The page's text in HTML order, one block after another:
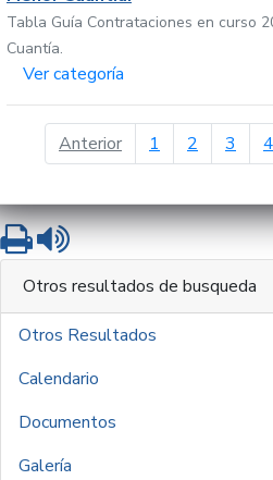
Tabla Guía Contrataciones en curso
Cuantía.
Ver categoría
Anteriorpágina anterior
1 2 3 4
ImprimirLeer contenido
Otros resultados de busqueda
Otros Resultados
Calendario
Documentos
Galería